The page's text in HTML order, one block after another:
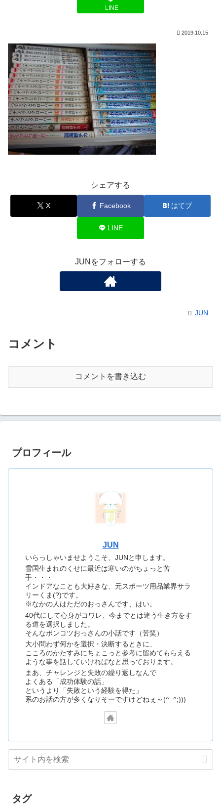
LINE
2019.10.15
シェアする
X Facebook はてブ
LINE
JUNをフォローする
JUN
コメント
コメントを書き込む
プロフィール
JUN
いらっしゃいませようこそ、JUNと申します。
雪国生まれのくせに最近は寒いのがちょっと苦
手・・・
インドアなことも大好きな、元スポーツ用品業界サラ
リーくま(?)です。
※なかの人はただのおっさんです、はい。
40代にして心身がコワレ、今までとは違う生き方をす
る道を選択しました。
そんなポンコツおっさんの小話です（苦笑）
大小問わず何かを選択・決断するときに、
こころのかたすみにちょこっと参考に留めてもらえる
ような事を話していければなと思っております。
まあ、チャレンジと失敗の繰り返しなんで
よくある「成功体験の話」
というより「失敗という経験を得た」
系のお話の方が多くなりそーですけどねぇ～(^_^;)))
タグ